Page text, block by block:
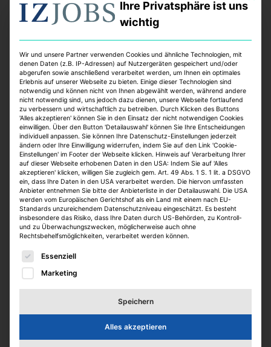
Projektentwicklung/-steuerung
Bau- und Immobilien (m/w/d)
compassio Gruppe
Ulm
Vollzeit
online seit > 1 Monat
Alle Jobs
Top Jobs:
Ihre Privatsphäre ist uns
wichtig
Wir und unsere Partner verwenden Cookies und ähnliche Technologien, mit
denen Daten (z.B. IP-Adressen) auf Nutzergeräten gespeichert und/oder
abgerufen sowie anschließend verarbeitet werden, um Ihnen ein optimales
Erlebnis auf unserer Webseite zu bieten. Einige dieser Technologien sind
notwendig und können nicht von Ihnen abgewählt werden, während andere
nicht notwendig sind, uns jedoch dazu dienen, unsere Webseite fortlaufend
zu verbessern und wirtschaftlich zu betreiben. Durch Klicken des Buttons
'Alles akzeptieren' können Sie in den Einsatz der nicht notwendigen Cookies
einwilligen. Über den Button 'Detailauswahl' können Sie Ihre Entscheidungen
individuell anpassen. Sie können Ihre Datenschutz-Einstellungen jederzeit
ändern oder Ihre Einwilligung widerrufen, indem Sie auf den Link 'Cookie-
Einstellungen' im Footer der Webseite klicken. Hinweis auf Verarbeitung Ihrer
auf dieser Webseite erhobenen Daten in den USA: Indem Sie auf 'Alles
akzeptieren' klicken, willigen Sie zugleich gem. Art. 49 Abs. 1 S. 1 lit. a DSGVO
ein, dass Ihre Daten in den USA verarbeitet werden. Die hiervon umfassten
Anbieter entnehmen Sie bitte der Anbieterliste in der Detailauswahl. Die USA
werden vom Europäischen Gerichtshof als ein Land mit einem nach EU-
Standards unzureichendem Datenschutzniveau eingeschätzt. Es besteht
insbesondere das Risiko, dass Ihre Daten durch US-Behörden, zu Kontroll-
und zu Überwachungszwecken, möglicherweise auch ohne
Rechtsbehelfsmöglichkeiten, verarbeitet werden können.
Es folgt eine Liste der Service-Gruppen, für die eine
Essenziell
Marketing
Speichern
Alles akzeptieren